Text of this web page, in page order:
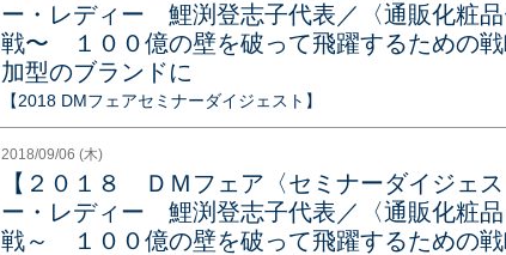
ー・レディー 鯉渕登志子代表／〈通販化粧
戦〜 １００億の壁を破って飛躍するための
加型のブランドに
【2018 DMフェアセミナーダイジェスト】
2018/09/06 (木)
【２０１８ ＤＭフェア〈セミナーダイジェ
ー・レディー 鯉渕登志子代表／〈通販化粧
戦～ １００億の壁を破って飛躍するため